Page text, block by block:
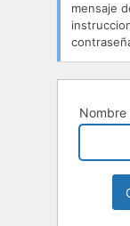
mensaje
Nombre